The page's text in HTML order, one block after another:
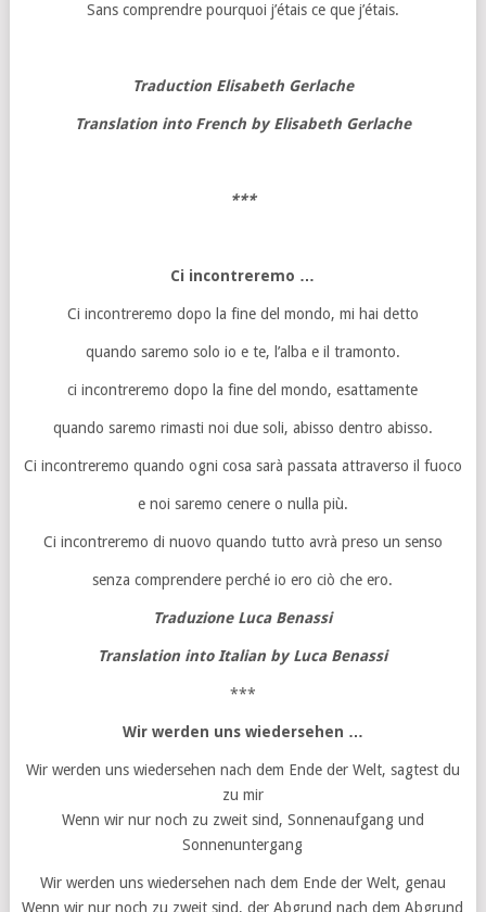
Sans comprendre pourquoi j’étais ce que j’étais.
Traduction Elisabeth Gerlache
Translation into French by Elisabeth Gerlache
***
Ci incontreremo …
Ci incontreremo dopo la fine del mondo, mi hai detto
quando saremo solo io e te, l’alba e il tramonto.
ci incontreremo dopo la fine del mondo, esattamente
quando saremo rimasti noi due soli, abisso dentro abisso.
Ci incontreremo quando ogni cosa sarà passata attraverso il fuoco
e noi saremo cenere o nulla più.
Ci incontreremo di nuovo quando tutto avrà preso un senso
senza comprendere perché io ero ciò che ero.
Traduzione Luca Benassi
Translation into Italian by Luca Benassi
***
Wir werden uns wiedersehen …
Wir werden uns wiedersehen nach dem Ende der Welt, sagtest du
zu mir
Wenn wir nur noch zu zweit sind, Sonnenaufgang und
Sonnenuntergang
Wir werden uns wiedersehen nach dem Ende der Welt, genau
Wenn wir nur noch zu zweit sind, der Abgrund nach dem Abgrund